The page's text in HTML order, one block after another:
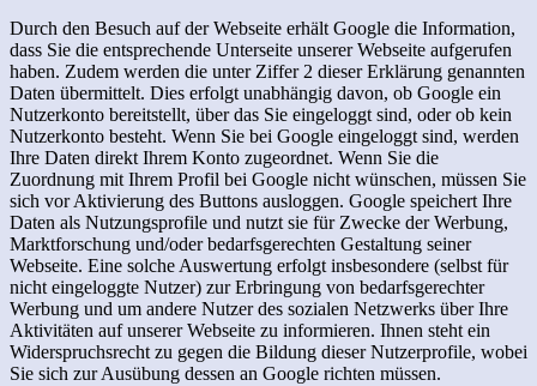
Durch den Besuch auf der Webseite erhält Google die Information,
dass Sie die entsprechende Unterseite unserer Webseite aufgerufen
haben. Zudem werden die unter Ziffer 2 dieser Erklärung genannten
Daten übermittelt. Dies erfolgt unabhängig davon, ob Google ein
Nutzerkonto bereitstellt, über das Sie eingeloggt sind, oder ob kein
Nutzerkonto besteht. Wenn Sie bei Google eingeloggt sind, werden
Ihre Daten direkt Ihrem Konto zugeordnet. Wenn Sie die
Zuordnung mit Ihrem Profil bei Google nicht wünschen, müssen Sie
sich vor Aktivierung des Buttons ausloggen. Google speichert Ihre
Daten als Nutzungsprofile und nutzt sie für Zwecke der Werbung,
Marktforschung und/oder bedarfsgerechten Gestaltung seiner
Webseite. Eine solche Auswertung erfolgt insbesondere (selbst für
nicht eingeloggte Nutzer) zur Erbringung von bedarfsgerechter
Werbung und um andere Nutzer des sozialen Netzwerks über Ihre
Aktivitäten auf unserer Webseite zu informieren. Ihnen steht ein
Widerspruchsrecht zu gegen die Bildung dieser Nutzerprofile, wobei
Sie sich zur Ausübung dessen an Google richten müssen.